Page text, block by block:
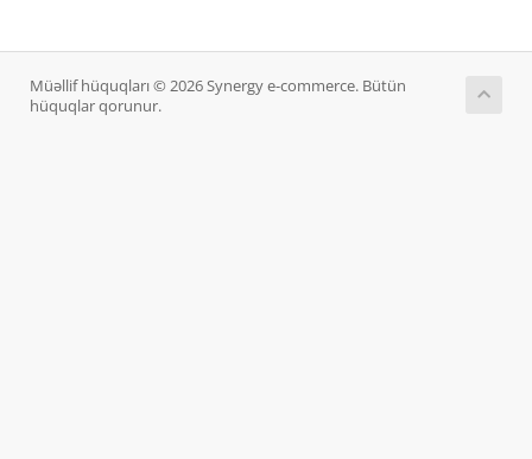
Müəllif hüquqları © 2026 Synergy e-commerce. Bütün
hüquqlar qorunur.